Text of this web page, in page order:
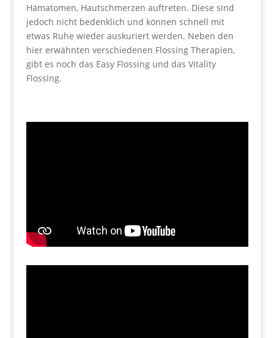
Hämatomen, Hautschmerzen auftreten. Diese sind
jedoch nicht bedenklich und können schnell mit
etwas Ruhe wieder auskuriert werden. Neben den
hier erwähnten verschiedenen Flossing Therapien,
gibt es noch das Easy Flossing und das Vitality
Flossing.